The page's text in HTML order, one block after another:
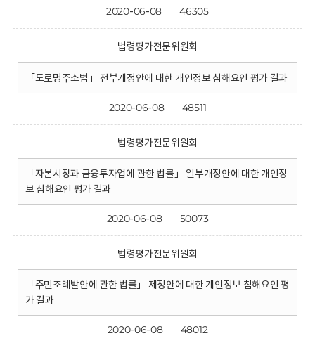
2020-06-08 46305
법령평가전문위원회
「도로명주소법」 전부개정안에 대한 개인정보 침해요인 평가 결과
2020-06-08 48511
법령평가전문위원회
「자본시장과 금융투자업에 관한 법률」 일부개정안에 대한 개인정
보 침해요인 평가 결과
2020-06-08 50073
법령평가전문위원회
「주민조례발안에 관한 법률」 제정안에 대한 개인정보 침해요인 평
가 결과
2020-06-08 48012